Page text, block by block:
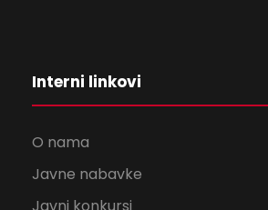
Interni linkovi
O nama
Javne nabavke